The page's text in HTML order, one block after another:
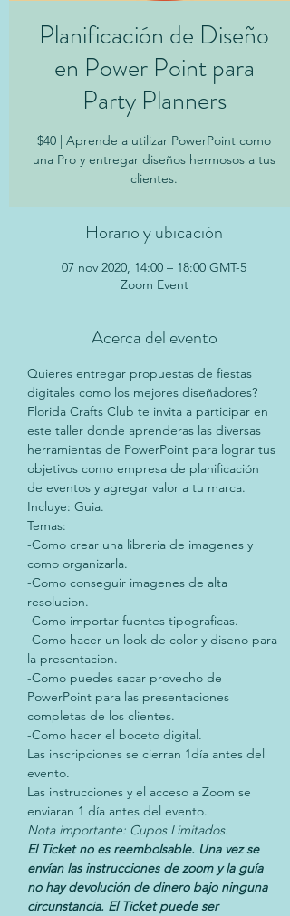
Planificación de Diseño
en Power Point para
Party Planners
$40 | Aprende a utilizar PowerPoint como
una Pro y entregar diseños hermosos a tus
clientes.
Horario y ubicación
07 nov 2020, 14:00 – 18:00 GMT-5
Zoom Event
Acerca del evento
Quieres entregar propuestas de fiestas
digitales como los mejores diseñadores?
Florida Crafts Club te invita a participar en
este taller donde aprenderas las diversas
herramientas de PowerPoint para lograr tus
objetivos como empresa de planificación
de eventos y agregar valor a tu marca.
Incluye: Guia.
Temas:
-Como crear una libreria de imagenes y
como organizarla.
-Como conseguir imagenes de alta
resolucion.
-Como importar fuentes tipograficas.
-Como hacer un look de color y diseno para
la presentacion.
-Como puedes sacar provecho de
PowerPoint para las presentaciones
completas de los clientes.
-Como hacer el boceto digital.
Las inscripciones se cierran 1día antes del
evento.
Las instrucciones y el acceso a Zoom se
enviaran 1 día antes del evento.
Nota importante: Cupos Limitados.
El Ticket no es reembolsable. Una vez se
envían las instrucciones de zoom y la guía
no hay devolución de dinero bajo ninguna
circunstancia. El Ticket puede ser